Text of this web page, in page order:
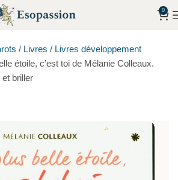
0
/ Livres / Livres développement
étoile, c’est toi de Mélanie Colleaux.
briller